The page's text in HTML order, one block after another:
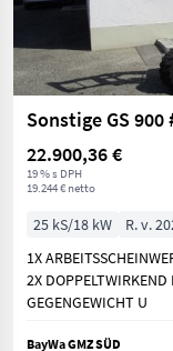
Sonstige GS 900
22.900,36 €
19 % s DPH
19.244 € netto
25 kS/18 kW
R. v.
1X
2X DOPPELTWIRKEND
GEGENGEWICHT U
BayWa GMZ SÜD